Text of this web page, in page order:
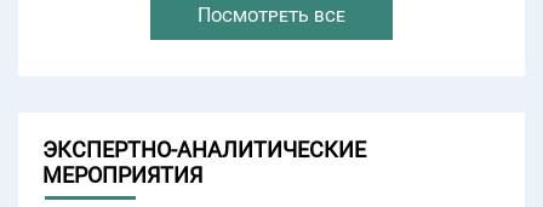
Посмотреть все
ЭКСПЕРТНО-АНАЛИТИЧЕСКИЕ
МЕРОПРИЯТИЯ